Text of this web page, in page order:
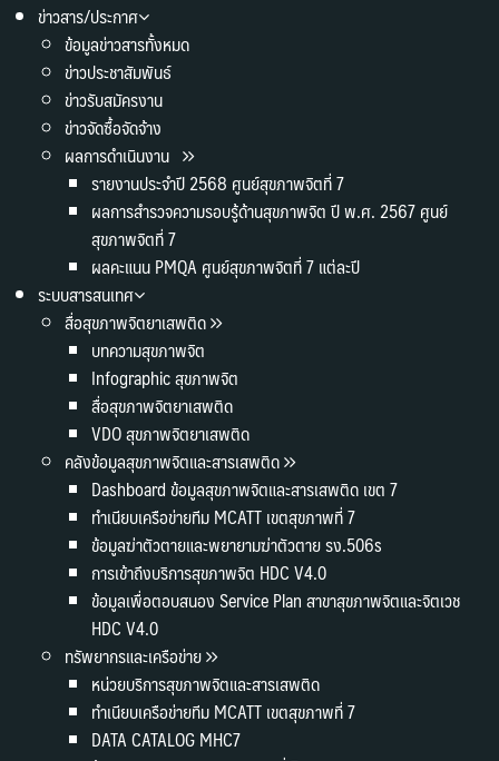
ข่าวสาร/ประกาศ
ข้อมูลข่าวสารทั้งหมด
ข่าวประชาสัมพันธ์
ข่าวรับสมัครงาน
ข่าวจัดซื้อจัดจ้าง
ผลการดำเนินงาน
รายงานประจำปี 2568 ศูนย์สุขภาพจิตที่ 7
ผลการสำรวจความรอบรู้ด้านสุขภาพจิต ปี พ.ศ. 2567 ศูนย์
สุขภาพจิตที่ 7
ผลคะแนน PMQA ศูนย์สุขภาพจิตที่ 7 แต่ละปี
ระบบสารสนเทศ
สื่อสุขภาพจิตยาเสพติด
บทความสุขภาพจิต
Infographic สุขภาพจิต
สื่อสุขภาพจิตยาเสพติด
VDO สุขภาพจิตยาเสพติด
คลังข้อมูลสุขภาพจิตและสารเสพติด
Dashboard ข้อมูลสุขภาพจิตและสารเสพติด เขต 7
ทำเนียบเครือข่ายทีม MCATT เขตสุขภาพที่ 7
ข้อมูลฆ่าตัวตายและพยายามฆ่าตัวตาย รง.506s
การเข้าถึงบริการสุขภาพจิต HDC V4.0
ข้อมูลเพื่อตอบสนอง Service Plan สาขาสุขภาพจิตและจิตเวช
HDC V4.0
ทรัพยากรและเครือข่าย
หน่วยบริการสุขภาพจิตและสารเสพติด
ทำเนียบเครือข่ายทีม MCATT เขตสุขภาพที่ 7
DATA CATALOG MHC7